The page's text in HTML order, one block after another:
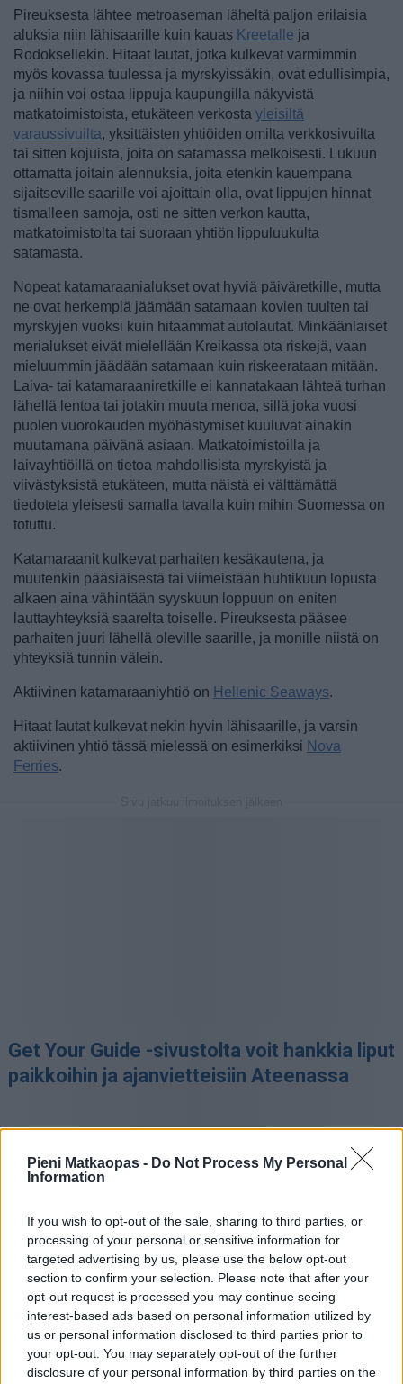
Pieni Matkaopas - Do Not Process My Personal
Information
If you wish to opt-out of the sale, sharing to third parties, or
processing of your personal or sensitive information for
targeted advertising by us, please use the below opt-out
section to confirm your selection. Please note that after your
opt-out request is processed you may continue seeing
interest-based ads based on personal information utilized by
us or personal information disclosed to third parties prior to
your opt-out. You may separately opt-out of the further
disclosure of your personal information by third parties on the
Pireuksesta lähtee metroaseman läheltä paljon erilaisia
aluksia niin lähisaarille kuin kauas Kreetalle ja
Rodoksellekin. Hitaat lautat, jotka kulkevat varmimmin
myös kovassa tuulessa ja myrskyissäkin, ovat edullisimpia,
ja niihin voi ostaa lippuja kaupungilla näkyvistä
matkatoimistoista, etukäteen verkosta yleisiltä
varaussivuilta, yksittäisten yhtiöiden omilta verkkosivuilta
tai sitten kojuista, joita on satamassa melkoisesti. Lukuun
ottamatta joitain alennuksia, joita etenkin kauempana
sijaitseville saarille voi ajoittain olla, ovat lippujen hinnat
tismalleen samoja, osti ne sitten verkon kautta,
matkatoimistolta tai suoraan yhtiön lippuluukulta
satamasta.
Nopeat katamaraanialukset ovat hyviä päiväretkille, mutta
ne ovat herkempiä jäämään satamaan kovien tuulten tai
myrskyjen vuoksi kuin hitaammat autolautat. Minkäänlaiset
merialukset eivät mielellään Kreikassa ota riskejä, vaan
mieluummin jäädään satamaan kuin riskeerataan mitään.
Laiva- tai katamaraaniretkille ei kannatakaan lähteä turhan
lähellä lentoa tai jotakin muuta menoa, sillä joka vuosi
puolen vuorokauden myöhästymiset kuuluvat ainakin
muutamana päivänä asiaan. Matkatoimistoilla ja
laivayhtiöillä on tietoa mahdollisista myrskyistä ja
viivästyksistä etukäteen, mutta näistä ei välttämättä
tiedoteta yleisesti samalla tavalla kuin mihin Suomessa on
totuttu.
Katamaraanit kulkevat parhaiten kesäkautena, ja
muutenkin pääsiäisestä tai viimeistään huhtikuun lopusta
alkaen aina vähintään syyskuun loppuun on eniten
lauttayhteyksiä saarelta toiselle. Pireuksesta pääsee
parhaiten juuri lähellä oleville saarille, ja monille niistä on
yhteyksiä tunnin välein.
Aktiivinen katamaraaniyhtiö on Hellenic Seaways.
Hitaat lautat kulkevat nekin hyvin lähisaarille, ja varsin
aktiivinen yhtiö tässä mielessä on esimerkiksi Nova
Ferries.
Get Your Guide -sivustolta voit hankkia liput
paikkoihin ja ajanvietteisiin Ateenassa
Pireuksen lisäksi Rafinan satama [ kartalla
] on paikka,
josta lähtee lauttoja etenkin Kykladien saarille. Rafinaan
on pidempi matka, noin puolitoista tuntia, mutta sieltä